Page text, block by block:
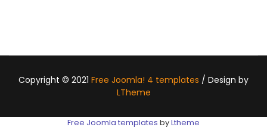
Copyright © 2021 Free Joomla! 4 templates / Design by
LTheme
Free Joomla templates byLtheme